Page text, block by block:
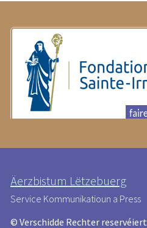
Äerzbistum Lëtzebuerg
Service Kommunikatioun a Press
© Verschidde Rechter reservéiert